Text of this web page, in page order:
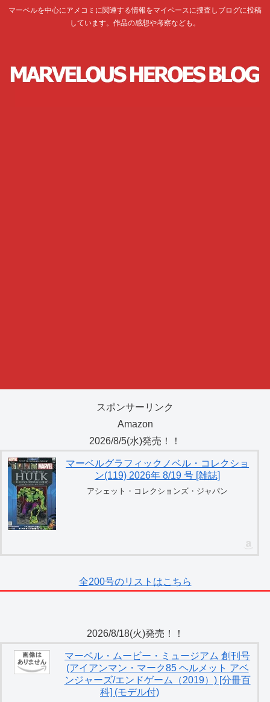
マーベルを中心にアメコミに関連する情報をマイペースに捜査しブログに投稿
しています。作品の感想や考察なども。
スポンサーリンク
Amazon
2026/8/5(水)発売！！
マーベルグラフィックノベル・コレクショ
ン(119) 2026年 8/19 号 [雑誌]
アシェット・コレクションズ・ジャパン
全200号のリストはこちら
2026/8/18(火)発売！！
マーベル・ムービー・ミュージアム 創刊号
(アイアンマン・マーク85 ヘルメット アベ
ンジャーズ/エンドゲーム（2019）) [分冊百
科] (モデル付)